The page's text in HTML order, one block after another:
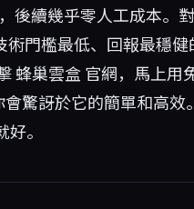
後續幾乎零人工成本。
門檻最低、回報最穩健
蜂巢雲盒官網，馬上用
驚訝於它的簡單和高效
。